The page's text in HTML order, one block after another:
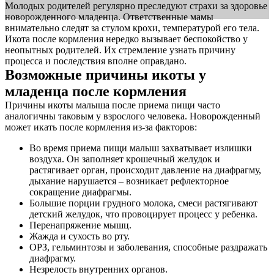
Молодых родителей регулярно преследуют страхи за здоровье
новорожденного младенца. Ответственные мамы
внимательно следят за стулом крохи, температурой его тела.
Икота после кормления нередко вызывает беспокойство у
неопытных родителей. Их стремление узнать причину
процесса и последствия вполне оправдано.
Возможные причины икоты у
младенца после кормления
Причины икоты малыша после приема пищи часто
аналогичны таковым у взрослого человека. Новорожденный
может икать после кормления из-за факторов:
Во время приема пищи малыш захватывает излишки
воздуха. Он заполняет крошечный желудок и
растягивает орган, происходит давление на диафрагму,
дыхание нарушается – возникает рефлекторное
сокращение диафрагмы.
Большие порции грудного молока, смеси растягивают
детский желудок, что провоцирует процесс у ребенка.
Перенапряжение мышц.
Жажда и сухость во рту.
ОРЗ, гельминтозы и заболевания, способные раздражать
диафрагму.
Незрелость внутренних органов.